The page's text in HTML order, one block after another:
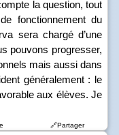
la question, tout
fonctionnement du
sera chargé d’une
pouvons progresser,
mais aussi dans
généralement : le
aux élèves. Je
🔗Partager